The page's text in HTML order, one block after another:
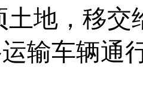
土地，移
输车辆通